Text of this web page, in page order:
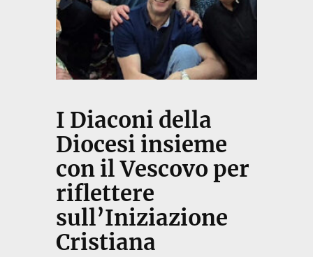
I Diaconi della
Diocesi insieme
con il Vescovo per
riflettere
sull’Iniziazione
Cristiana